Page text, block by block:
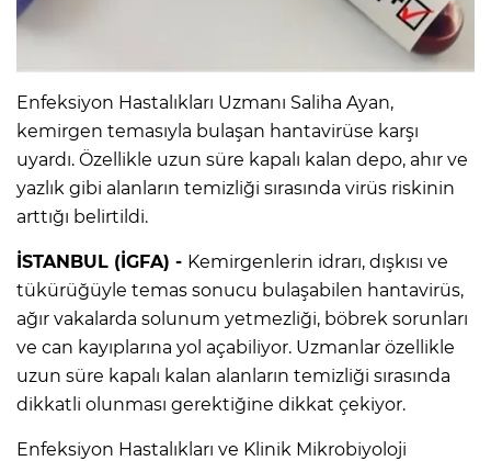
Enfeksiyon Hastalıkları Uzmanı Saliha Ayan,
kemirgen temasıyla bulaşan hantavirüse karşı
uyardı. Özellikle uzun süre kapalı kalan depo, ahır ve
yazlık gibi alanların temizliği sırasında virüs riskinin
arttığı belirtildi.
İSTANBUL (İGFA) - Kemirgenlerin idrarı, dışkısı ve
tükürüğüyle temas sonucu bulaşabilen hantavirüs,
ağır vakalarda solunum yetmezliği, böbrek sorunları
ve can kayıplarına yol açabiliyor. Uzmanlar özellikle
uzun süre kapalı kalan alanların temizliği sırasında
dikkatli olunması gerektiğine dikkat çekiyor.
Enfeksiyon Hastalıkları ve Klinik Mikrobiyoloji